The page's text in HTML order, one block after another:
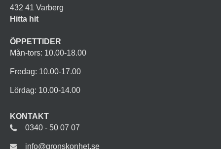
432 41 Varberg
Hitta hit
ÖPPETTIDER
Mån-tors: 10.00-18.00
Fredag: 10.00-17.00
Lördag: 10.00-14.00
KONTAKT
0340 - 50 07 07
info@gronskonhet.se